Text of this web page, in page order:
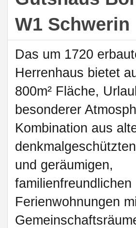
W1 Schwerin
Das um 1720
Herrenhaus bietet
800m² Fläche,
besonderer
Kombination aus
und geräumigen,
familienfreundlichen
Ferienwohnungen